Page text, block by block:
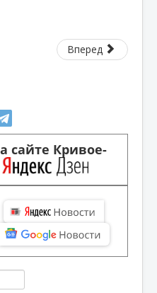
Вперед
сайте Кривое-